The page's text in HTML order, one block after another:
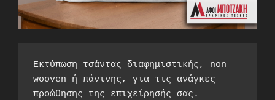
Εκτύπωση τσάντας διαφημιστικής, non
wooven ή πάνινης, για τις ανάγκες
προώθησης της επιχείρησής σας.